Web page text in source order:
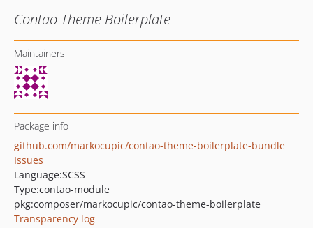
Contao Theme Boilerplate
Maintainers
Package info
github.com/markocupic/contao-theme-boilerplate-bundle
Issues
Language:SCSS
Type:contao-module
pkg:composer/markocupic/contao-theme-boilerplate
Transparency log